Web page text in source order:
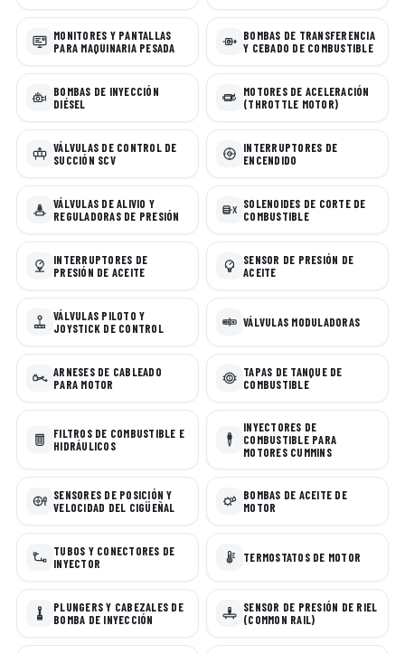
MONITORES Y PANTALLAS
PARA MAQUINARIA PESADA
BOMBAS DE TRANSFERENCIA
Y CEBADO DE COMBUSTIBLE
BOMBAS DE INYECCIÓN
DIÉSEL
MOTORES DE ACELERACIÓN
(THROTTLE MOTOR)
VÁLVULAS DE CONTROL DE
SUCCIÓN SCV
INTERRUPTORES DE
ENCENDIDO
VÁLVULAS DE ALIVIO Y
REGULADORAS DE PRESIÓN
SOLENOIDES DE CORTE DE
COMBUSTIBLE
INTERRUPTORES DE
PRESIÓN DE ACEITE
SENSOR DE PRESIÓN DE
ACEITE
VÁLVULAS PILOTO Y
JOYSTICK DE CONTROL
VÁLVULAS MODULADORAS
ARNESES DE CABLEADO
PARA MOTOR
TAPAS DE TANQUE DE
COMBUSTIBLE
FILTROS DE COMBUSTIBLE E
HIDRÁULICOS
INYECTORES DE
COMBUSTIBLE PARA
MOTORES CUMMINS
SENSORES DE POSICIÓN Y
VELOCIDAD DEL CIGÜEÑAL
BOMBAS DE ACEITE DE
MOTOR
TUBOS Y CONECTORES DE
INYECTOR
TERMOSTATOS DE MOTOR
PLUNGERS Y CABEZALES DE
BOMBA DE INYECCIÓN
SENSOR DE PRESIÓN DE RIEL
(COMMON RAIL)